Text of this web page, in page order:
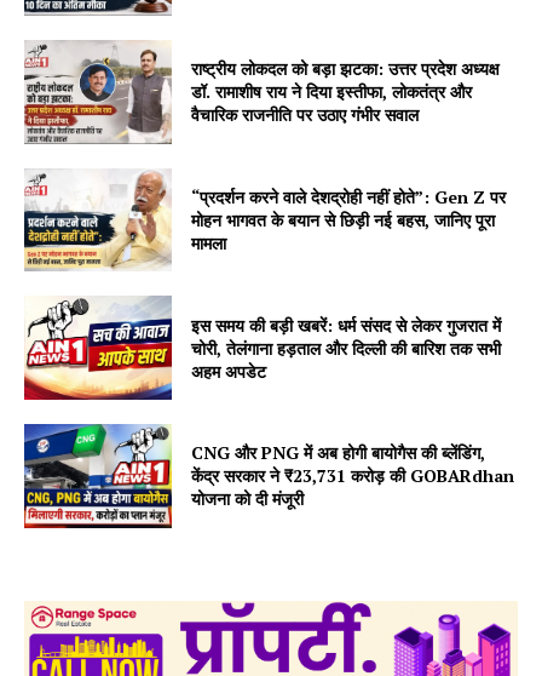
राष्ट्रीय लोकदल को बड़ा झटका: उत्तर प्रदेश अध्यक्ष
डॉ. रामाशीष राय ने दिया इस्तीफा, लोकतंत्र और
वैचारिक राजनीति पर उठाए गंभीर सवाल
“प्रदर्शन करने वाले देशद्रोही नहीं होते”: Gen Z पर
मोहन भागवत के बयान से छिड़ी नई बहस, जानिए पूरा
मामला
इस समय की बड़ी खबरें: धर्म संसद से लेकर गुजरात में
चोरी, तेलंगाना हड़ताल और दिल्ली की बारिश तक सभी
अहम अपडेट
CNG और PNG में अब होगी बायोगैस की ब्लेंडिंग,
केंद्र सरकार ने ₹23,731 करोड़ की GOBARdhan
योजना को दी मंजूरी